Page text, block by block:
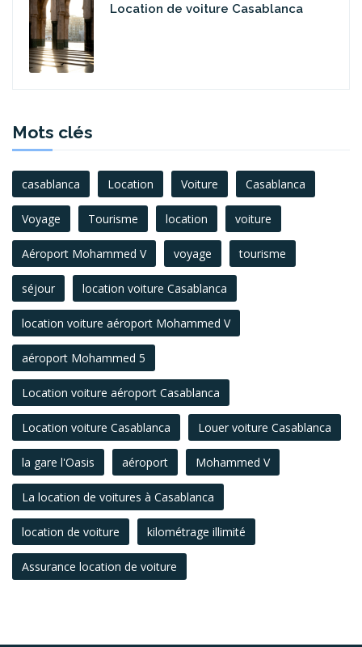
Location de voiture Casablanca
Mots clés
casablanca Location Voiture Casablanca
Voyage Tourisme location voiture
Aéroport Mohammed V voyage tourisme
séjour location voiture Casablanca
location voiture aéroport Mohammed V
aéroport Mohammed 5
Location voiture aéroport Casablanca
Location voiture Casablanca Louer voiture Casablanca
la gare l'Oasis aéroport Mohammed V
La location de voitures à Casablanca
location de voiture kilométrage illimité
Assurance location de voiture